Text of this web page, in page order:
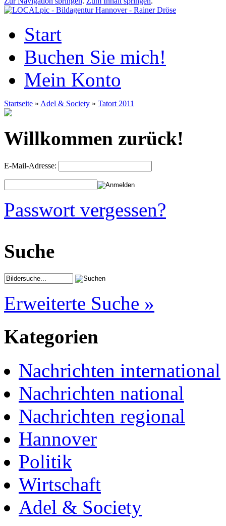
Start
Buchen Sie mich!
Mein Konto
Startseite » Adel & Society » Tatort 2011
Willkommen zurück!
E-Mail-Adresse:
Passwort vergessen?
Suche
Erweiterte Suche »
Kategorien
Nachrichten international
Nachrichten national
Nachrichten regional
Hannover
Politik
Wirtschaft
Adel & Society